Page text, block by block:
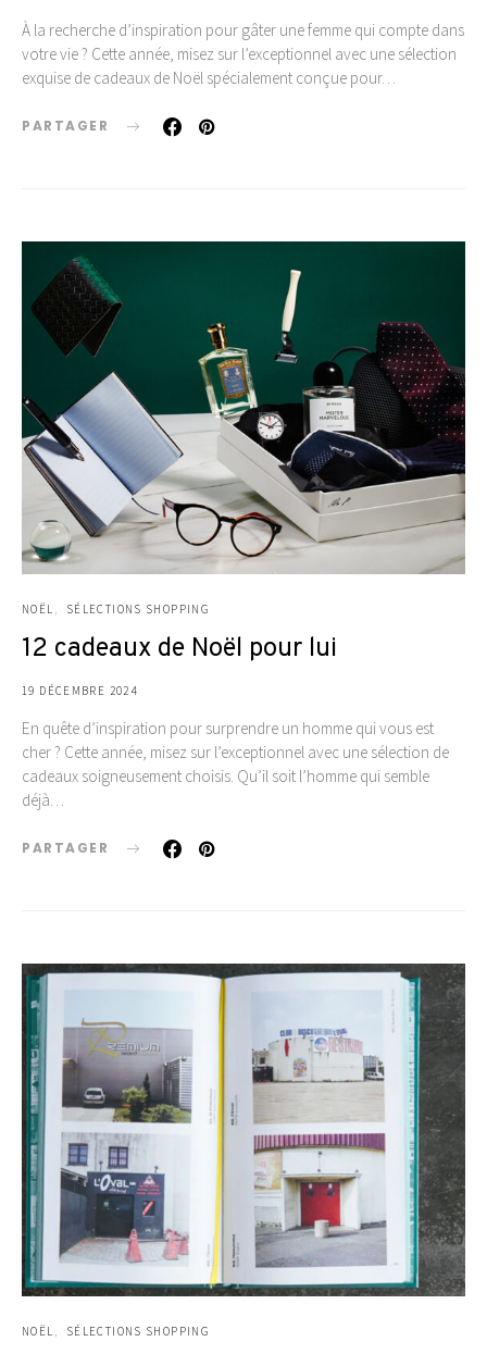
À la recherche d’inspiration pour gâter une femme qui compte dans
votre vie ? Cette année, misez sur l’exceptionnel avec une sélection
exquise de cadeaux de Noël spécialement conçue pour…
PARTAGER
NOËL SÉLECTIONS SHOPPING
12 cadeaux de Noël pour lui
19 DÉCEMBRE 2024
En quête d’inspiration pour surprendre un homme qui vous est
cher ? Cette année, misez sur l’exceptionnel avec une sélection de
cadeaux soigneusement choisis. Qu’il soit l’homme qui semble
déjà…
PARTAGER
NOËL SÉLECTIONS SHOPPING